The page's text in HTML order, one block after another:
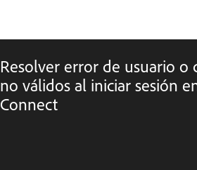
Resolver error de usuario o
no válidos al iniciar sesión
Connect